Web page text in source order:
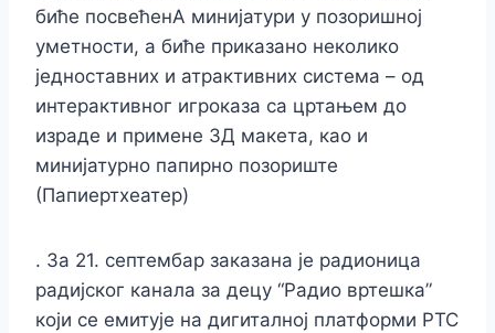
биће посвећенА минијатури у позоришној
уметности, а биће приказано неколико
једноставних и атрактивних система – од
интерактивног игроказа са цртањем до
израде и примене 3Д макета, као и
минијатурно папирно позориште
(Папиертхеатер)
. За 21. септембар заказана је радионица
радијског канала за децу “Радио вртешка”
који се емитује на дигиталној платформи РТС